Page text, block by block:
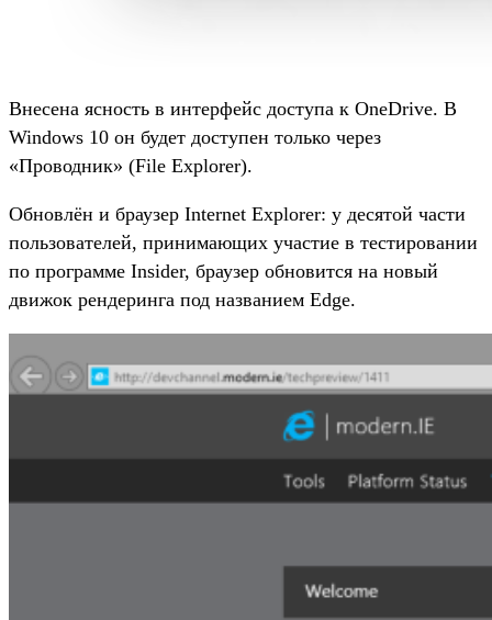
Внесена ясность в интерфейс доступа к OneDrive. В
Windows 10 он будет доступен только через
«Проводник» (File Explorer).
Обновлён и браузер Internet Explorer: у десятой части
пользователей, принимающих участие в тестировании
по программе Insider, браузер обновится на новый
движок рендеринга под названием Edge.